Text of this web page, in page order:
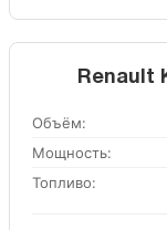
Renault
Объём:
Мощность:
Топливо: